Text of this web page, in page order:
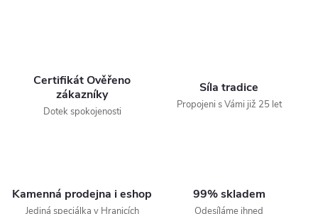
Certifikát Ověřeno
zákazníky
Dotek spokojenosti
Síla tradice
Propojeni s Vámi již 25 let
Kamenná prodejna i eshop
Jediná speciálka v Hranicích
99% skladem
Odesíláme ihned